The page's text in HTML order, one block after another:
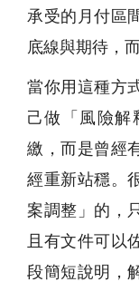
承受的月付區
底線與期待，
當你用這種方
己做「風險解
繳，而是曾經
經重新站穩。
案調整」的，
且有文件可以
段簡短說明，